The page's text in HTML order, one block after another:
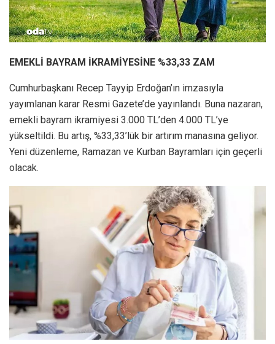
EMEKLİ BAYRAM İKRAMİYESİNE %33,33 ZAM
Cumhurbaşkanı Recep Tayyip Erdoğan’ın imzasıyla
yayımlanan karar Resmi Gazete’de yayınlandı. Buna nazaran,
emekli bayram ikramiyesi 3.000 TL’den 4.000 TL’ye
yükseltildi. Bu artış, %33,33’lük bir artırım manasına geliyor.
Yeni düzenleme, Ramazan ve Kurban Bayramları için geçerli
olacak.